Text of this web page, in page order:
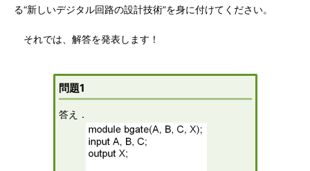
る“新しいデジタル回路の設計技術”を身に付けてください。
それでは、解答を発表します！
問題1
答え．